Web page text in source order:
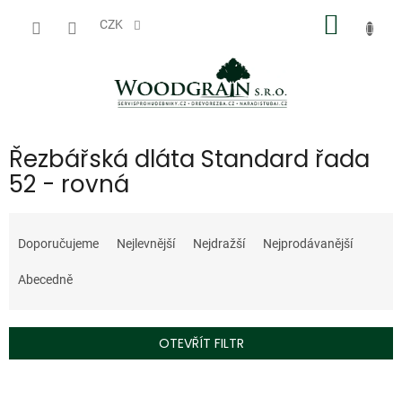
CZK
Řezbářská dláta Standard řada
52 - rovná
a
e
í
r
Doporučujeme Nejlevnější Nejdražší Nejprodávanější
Abecedně
OTEVŘÍT FILTR